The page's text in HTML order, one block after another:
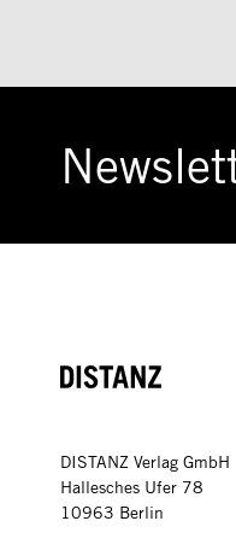
DISTANZ
DISTANZ Verlag GmbH
Hallesches Ufer 78
10963 Berlin